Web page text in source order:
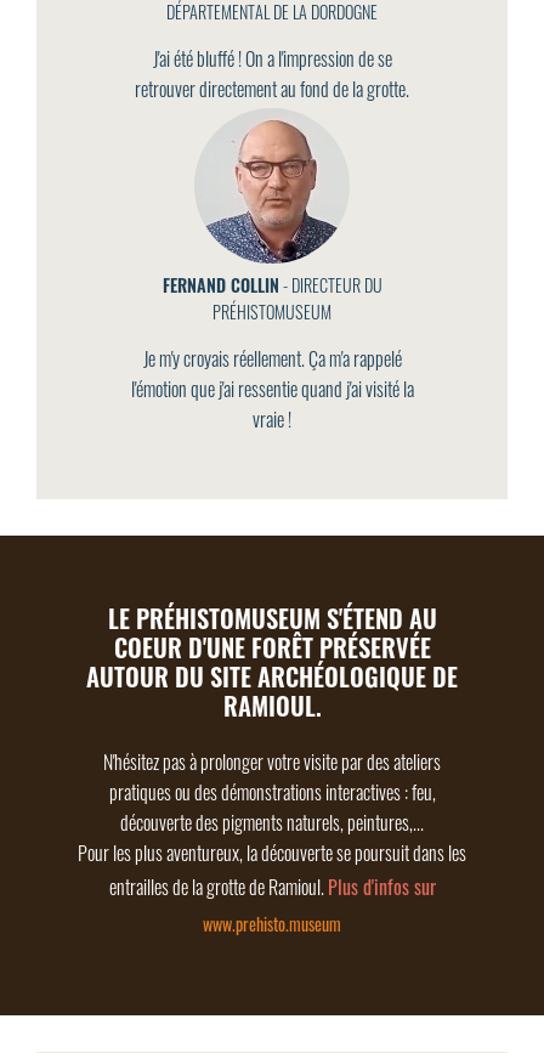
DÉPARTEMENTAL DE LA DORDOGNE
J'ai été bluffé ! On a l'impression de se
retrouver directement au fond de la grotte.
FERNAND COLLIN - DIRECTEUR DU
PRÉHISTOMUSEUM
Je m'y croyais réellement. Ça m'a rappelé
l'émotion que j'ai ressentie quand j'ai visité la
vraie !
LE PRÉHISTOMUSEUM S'ÉTEND AU
COEUR D'UNE FORÊT PRÉSERVÉE
AUTOUR DU SITE ARCHÉOLOGIQUE DE
RAMIOUL.
N'hésitez pas à prolonger votre visite par des ateliers
pratiques ou des démonstrations interactives : feu,
découverte des pigments naturels, peintures,...
Pour les plus aventureux, la découverte se poursuit dans les
entrailles de la grotte de Ramioul. Plus d'infos sur
www.prehisto.museum